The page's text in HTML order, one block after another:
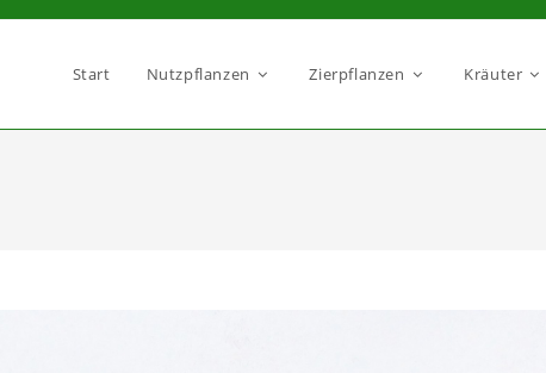
Start Nutzpflanzen Zierpflanzen Kräuter